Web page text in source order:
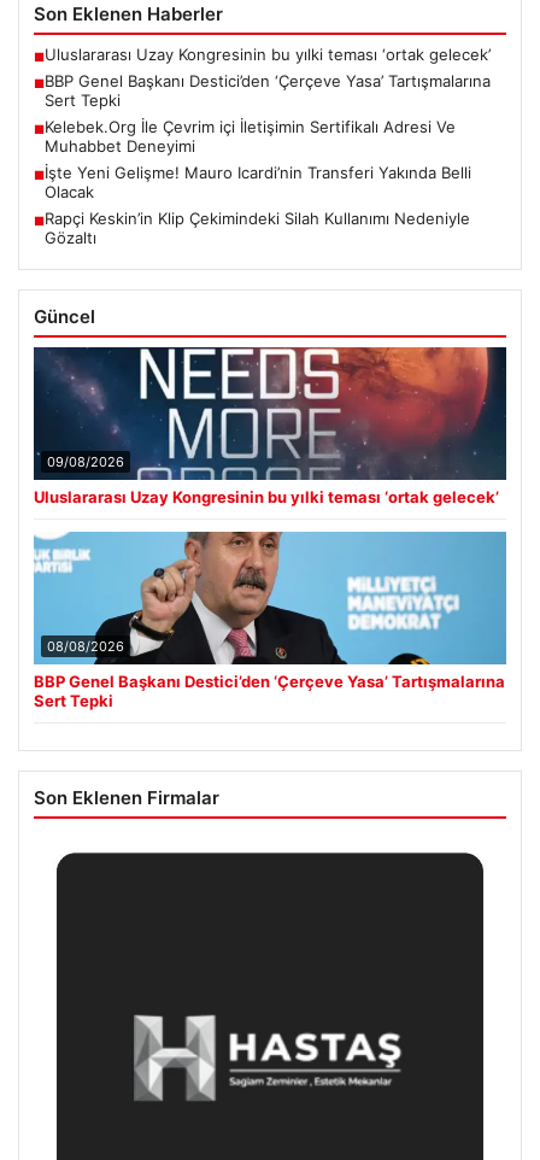
Son Eklenen Haberler
■Uluslararası Uzay Kongresinin bu yılki teması ‘ortak gelecek’
■BBP Genel Başkanı Destici’den ‘Çerçeve Yasa’ Tartışmalarına
Sert Tepki
■Kelebek.Org İle Çevrim içi İletişimin Sertifikalı Adresi Ve
Muhabbet Deneyimi
■İşte Yeni Gelişme! Mauro Icardi’nin Transferi Yakında Belli
Olacak
■Rapçi Keskin’in Klip Çekimindeki Silah Kullanımı Nedeniyle
Gözaltı
Güncel
09/08/2026
Uluslararası Uzay Kongresinin bu yılki teması ‘ortak gelecek’
08/08/2026
BBP Genel Başkanı Destici’den ‘Çerçeve Yasa’ Tartışmalarına
Sert Tepki
Son Eklenen Firmalar